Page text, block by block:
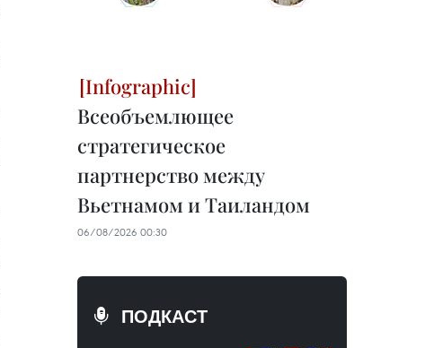
Всеобъемлющее
стратегическое
партнерство между
Вьетнамом и Таиландом
06/08/2026 00:30
ПОДКАСТ